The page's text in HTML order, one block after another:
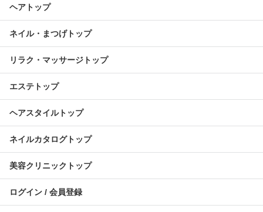
ヘアトップ
ネイル・まつげトップ
リラク・マッサージトップ
エステトップ
ヘアスタイルトップ
ネイルカタログトップ
美容クリニックトップ
ログイン / 会員登録